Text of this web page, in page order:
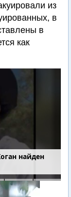
из
в
в
как
найден